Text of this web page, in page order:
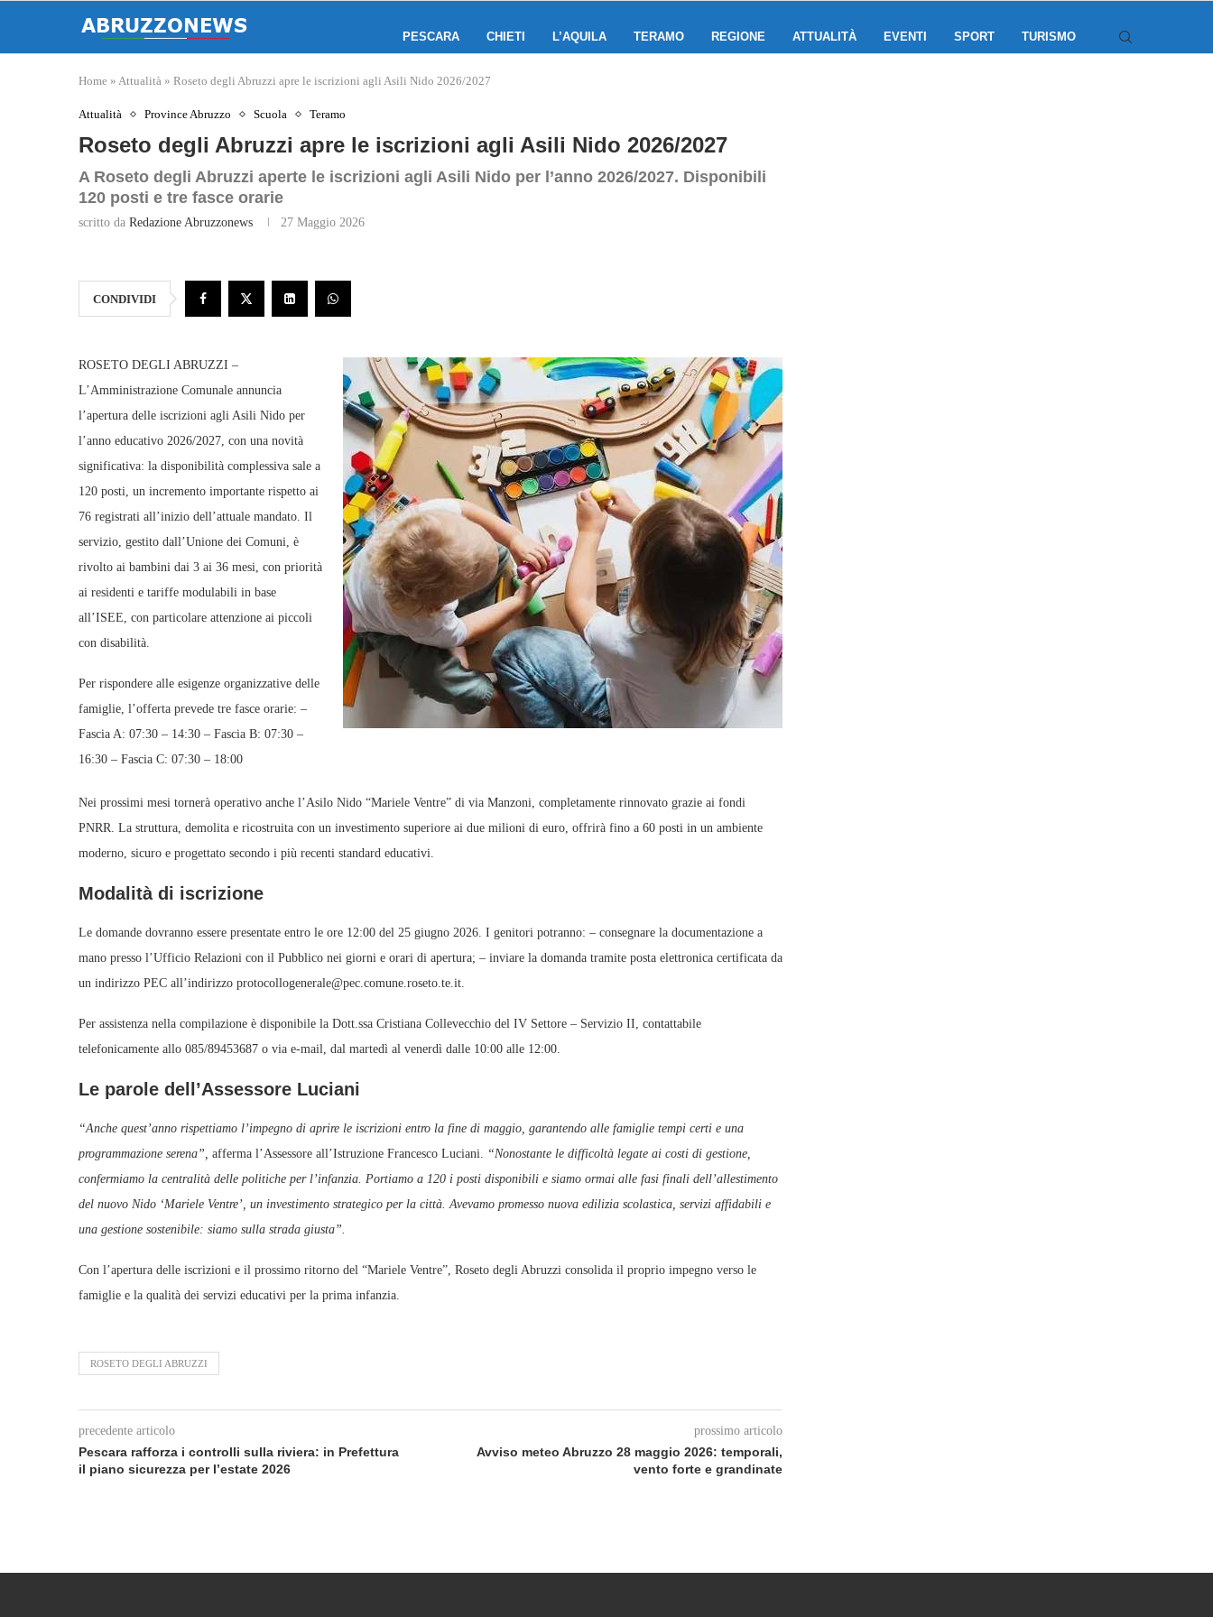
PESCARA CHIETI L’AQUILA TERAMO REGIONE ATTUALITÀ EVENTI SPORT TURISMO
Home » Attualità » Roseto degli Abruzzi apre le iscrizioni agli Asili Nido 2026/2027
Attualità Province Abruzzo Scuola Teramo
Roseto degli Abruzzi apre le iscrizioni agli Asili Nido 2026/2027
A Roseto degli Abruzzi aperte le iscrizioni agli Asili Nido per l’anno 2026/2027. Disponibili
120 posti e tre fasce orarie
scritto da Redazione Abruzzonews 27 Maggio 2026
CONDIVIDI
ROSETO DEGLI ABRUZZI –
L’Amministrazione Comunale annuncia
l’apertura delle iscrizioni agli Asili Nido per
l’anno educativo 2026/2027, con una novità
significativa: la disponibilità complessiva sale a
120 posti, un incremento importante rispetto ai
76 registrati all’inizio dell’attuale mandato. Il
servizio, gestito dall’Unione dei Comuni, è
rivolto ai bambini dai 3 ai 36 mesi, con priorità
ai residenti e tariffe modulabili in base
all’ISEE, con particolare attenzione ai piccoli
con disabilità.
Per rispondere alle esigenze organizzative delle
famiglie, l’offerta prevede tre fasce orarie: –
Fascia A: 07:30 – 14:30 – Fascia B: 07:30 –
16:30 – Fascia C: 07:30 – 18:00
Nei prossimi mesi tornerà operativo anche l’Asilo Nido “Mariele Ventre” di via Manzoni, completamente rinnovato grazie ai fondi
PNRR. La struttura, demolita e ricostruita con un investimento superiore ai due milioni di euro, offrirà fino a 60 posti in un ambiente
moderno, sicuro e progettato secondo i più recenti standard educativi.
Modalità di iscrizione
Le domande dovranno essere presentate entro le ore 12:00 del 25 giugno 2026. I genitori potranno: – consegnare la documentazione a
mano presso l’Ufficio Relazioni con il Pubblico nei giorni e orari di apertura; – inviare la domanda tramite posta elettronica certificata da
un indirizzo PEC all’indirizzo protocollogenerale@pec.comune.roseto.te.it.
Per assistenza nella compilazione è disponibile la Dott.ssa Cristiana Collevecchio del IV Settore – Servizio II, contattabile
telefonicamente allo 085/89453687 o via e-mail, dal martedì al venerdì dalle 10:00 alle 12:00.
Le parole dell’Assessore Luciani
“Anche quest’anno rispettiamo l’impegno di aprire le iscrizioni entro la fine di maggio, garantendo alle famiglie tempi certi e una
programmazione serena”, afferma l’Assessore all’Istruzione Francesco Luciani. “Nonostante le difficoltà legate ai costi di gestione,
confermiamo la centralità delle politiche per l’infanzia. Portiamo a 120 i posti disponibili e siamo ormai alle fasi finali dell’allestimento
del nuovo Nido ‘Mariele Ventre’, un investimento strategico per la città. Avevamo promesso nuova edilizia scolastica, servizi affidabili e
una gestione sostenibile: siamo sulla strada giusta”.
Con l’apertura delle iscrizioni e il prossimo ritorno del “Mariele Ventre”, Roseto degli Abruzzi consolida il proprio impegno verso le
famiglie e la qualità dei servizi educativi per la prima infanzia.
ROSETO DEGLI ABRUZZI
precedente articolo
Pescara rafforza i controlli sulla riviera: in Prefettura
il piano sicurezza per l’estate 2026
prossimo articolo
Avviso meteo Abruzzo 28 maggio 2026: temporali,
vento forte e grandinate